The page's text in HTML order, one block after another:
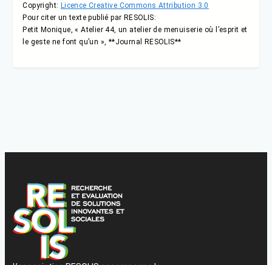
Copyright: Licence Creative Commons Attribution 3.0
Pour citer un texte publié par RESOLIS:
Petit Monique, « Atelier 44, un atelier de menuiserie où l’esprit et
le geste ne font qu’un », **Journal RESOLIS**